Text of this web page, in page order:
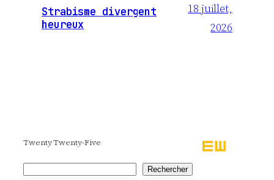
Strabisme divergent
heureux
18 juillet,
2026
Twenty Twenty-Five
Rechercher